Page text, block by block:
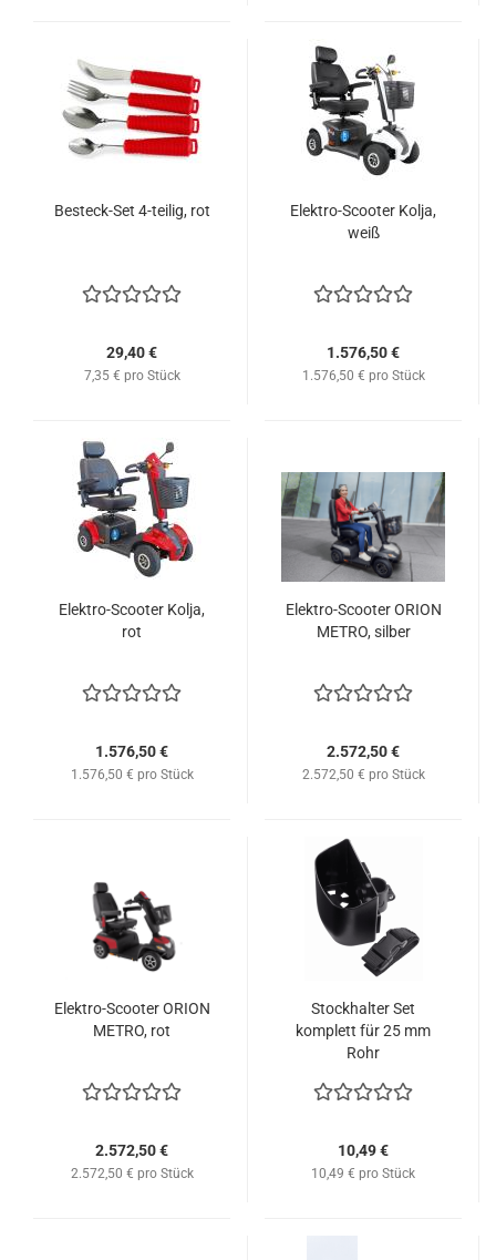
Besteck-Set 4-teilig, rot
29,40 €
7,35 € pro Stück
Elektro-Scooter Kolja,
weiß
1.576,50 €
1.576,50 € pro Stück
Elektro-Scooter Kolja,
rot
1.576,50 €
1.576,50 € pro Stück
Elektro-Scooter ORION
METRO, silber
2.572,50 €
2.572,50 € pro Stück
Elektro-Scooter ORION
METRO, rot
2.572,50 €
2.572,50 € pro Stück
Stockhalter Set
komplett für 25 mm
Rohr
10,49 €
10,49 € pro Stück